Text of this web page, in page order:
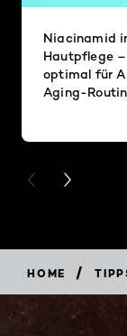
Niacinamid
Hautpflege –
optimal für
Aging-
PREVIOUS CARD
NEXT CARD
HOME /